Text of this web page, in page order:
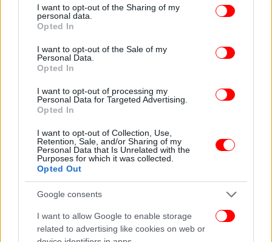
not limited to your visit or usage behaviour. You may click to
grant or deny consent to Google and its third-party tags to
use your data for below specified purposes in below Google
consent section.
I want to opt-out of the Sharing of my
personal data.
Opted In
I want to opt-out of the Sale of my
Personal Data.
Opted In
I want to opt-out of processing my
Personal Data for Targeted Advertising.
Opted In
I want to opt-out of Collection, Use,
Retention, Sale, and/or Sharing of my
Personal Data that Is Unrelated with the
Purposes for which it was collected.
Opted Out
Google consents
I want to allow Google to enable storage
related to advertising like cookies on web or